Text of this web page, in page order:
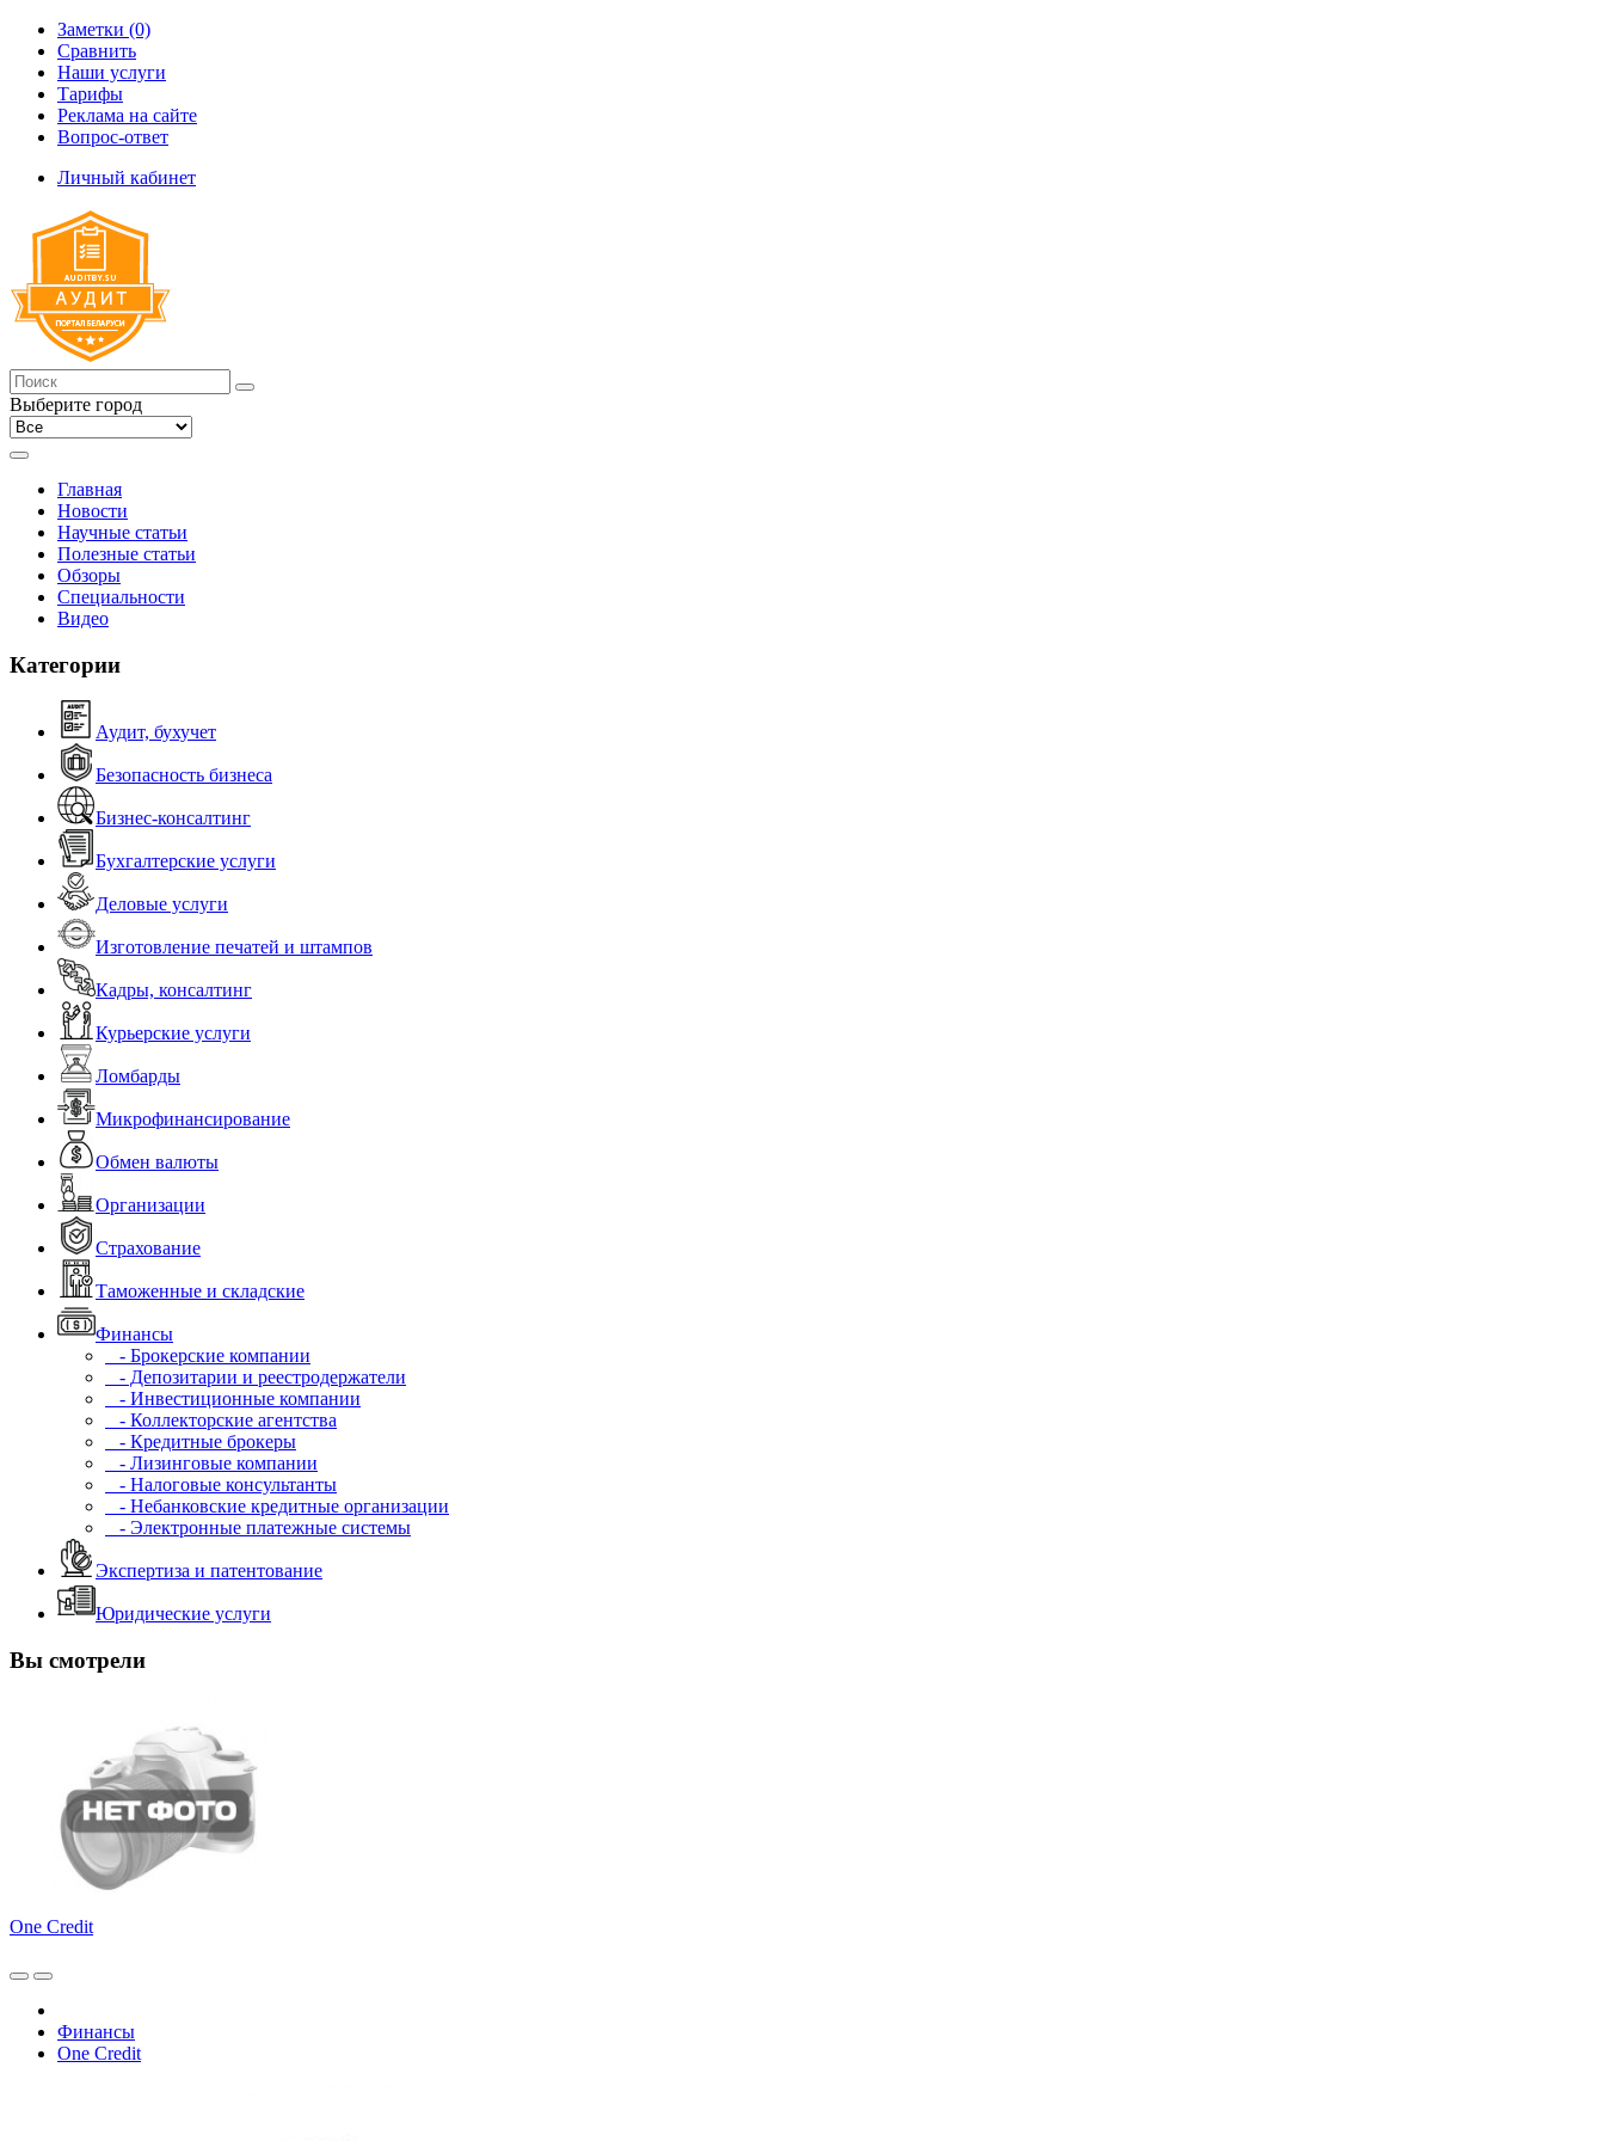
Заметки (0)
Сравнить
Наши услуги
Тарифы
Реклама на сайте
Вопрос-ответ
Личный кабинет
Выберите город
Главная
Новости
Научные статьи
Полезные статьи
Обзоры
Специальности
Видео
Категории
Аудит, бухучет
Безопасность бизнеса
Бизнес-консалтинг
Бухгалтерские услуги
Деловые услуги
Изготовление печатей и штампов
Кадры, консалтинг
Курьерские услуги
Ломбарды
Микрофинансирование
Обмен валюты
Организации
Страхование
Таможенные и складские
Финансы
- Брокерские компании
- Депозитарии и реестродержатели
- Инвестиционные компании
- Коллекторские агентства
- Кредитные брокеры
- Лизинговые компании
- Налоговые консультанты
- Небанковские кредитные организации
- Электронные платежные системы
Экспертиза и патентование
Юридические услуги
Вы смотрели
One Credit
Финансы
One Credit